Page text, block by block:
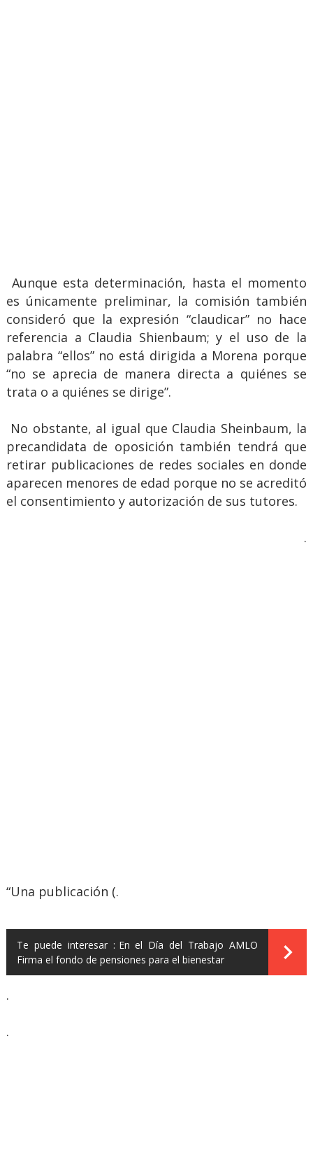
Aunque esta determinación, hasta el momento
es únicamente preliminar, la comisión también
consideró que la expresión “claudicar” no hace
referencia a Claudia Shienbaum; y el uso de la
palabra “ellos” no está dirigida a Morena porque
“no se aprecia de manera directa a quiénes se
trata o a quiénes se dirige”.
No obstante, al igual que Claudia Sheinbaum, la
precandidata de oposición también tendrá que
retirar publicaciones de redes sociales en donde
aparecen menores de edad porque no se acreditó
el consentimiento y autorización de sus tutores.
.
“Una publicación (.
Te puede interesar : En el Día del Trabajo AMLO
Firma el fondo de pensiones para el bienestar
.
.